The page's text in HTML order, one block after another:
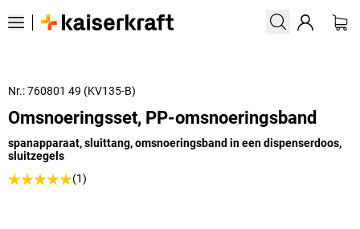
Nr.: 760801 49 (KV135-B)
Omsnoeringsset, PP-omsnoeringsband
spanapparaat, sluittang, omsnoeringsband in een dispenserdoos,
sluitzegels
(1)